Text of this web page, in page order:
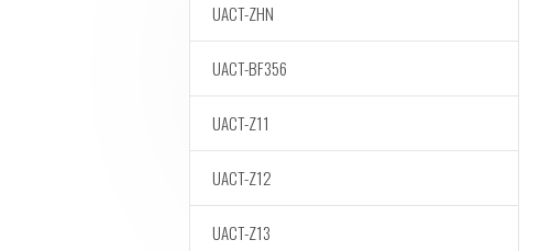
UACT-ZHN
UACT-BF356
UACT-Z11
UACT-Z12
UACT-Z13